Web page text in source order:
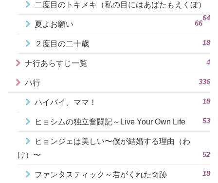
二度目のトキメキ（私の目にはあばたもえくぼ）
64
夏よお願い 66
２度目の二十歳 18
ナ行あらすじ一覧 4
ハ行 336
ハイバイ、ママ！ 18
ヒョシムの独立奮闘記～Live Your Own Life 53
ヒョンジェは美しい〜僕が結婚する理由（わ
け）〜
52
ファンタスティック～君がくれた奇跡 18